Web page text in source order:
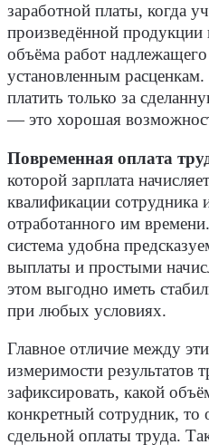
заработной платы, когда
произведённой
объёма работ надлежащего
установленным
платить только за
— это хорошая
Повременная оплата
которой зарплата
квалификации сотрудника
отработанного им
система удобна
выплаты и простыми
этом выгодно иметь
при любых условиях.
Главное отличие между
измеримости результатов
зафиксировать, какой
конкретный сотрудник, то
сдельной оплаты труда.